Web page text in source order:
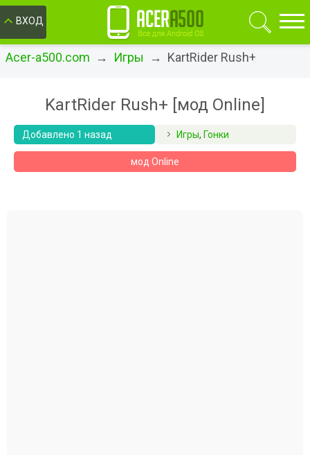
ВХОД
Acer-a500.com → Игры → KartRider Rush+
KartRider Rush+ [мод Online]
Добавлено 1 назад Игры, Гонки
мод Online